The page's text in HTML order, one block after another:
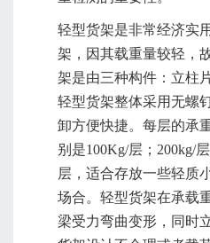
轻型货架是非常经济实
架，因其载重量较轻，
架是由三种构件：立柱
轻型货架整体采用无螺
卸方便快捷。每层的承
别是100Kg/层；200kg/
层，适合存放一些轻质
场合。轻型货架在承载
梁受力弯曲变形，同时